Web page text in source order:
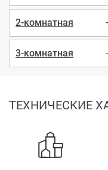
2-комнатная
3-комнатная
ТЕХНИЧЕСКИЕ